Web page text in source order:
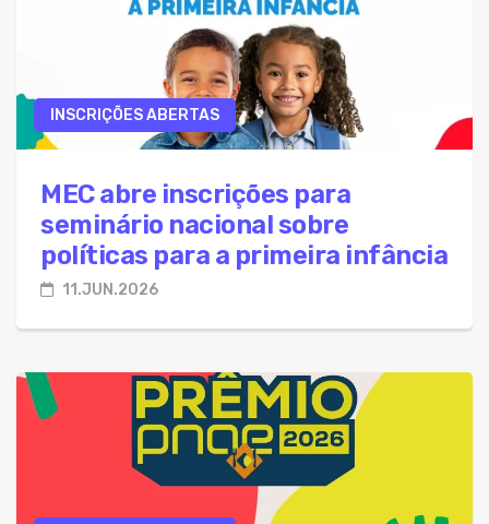
INSCRIÇÕES ABERTAS
MEC abre inscrições para
seminário nacional sobre
políticas para a primeira infância
11.JUN.2026